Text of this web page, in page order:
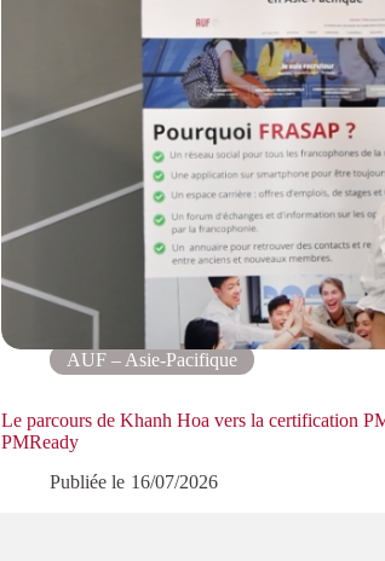
AUF – Asie-Pacifique
Le parcours de Khanh Hoa vers la certification
PMReady
Publiée le 16/07/2026